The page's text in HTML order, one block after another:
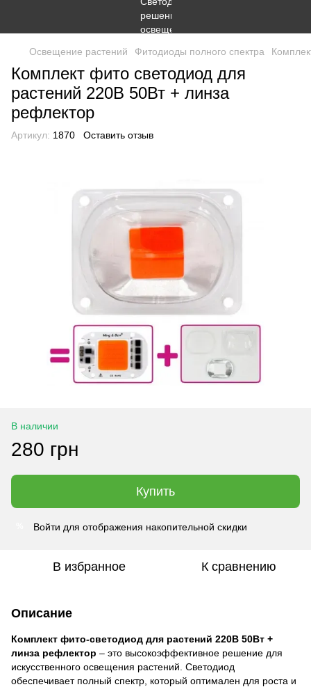
Освещение растений Фитодиоды полного спектра
Комплект фито светодиод для
растений 220В 50Вт + линза
рефлектор
Артикул: 1870 Оставить отзыв
В наличии
280 грн
Купить
Войти для отображения накопительной скидки
В избранное К сравнению
Описание
Комплект фито-светодиод для растений 220В 50Вт +
линза рефлектор – это высокоэффективное решение для
искусственного освещения растений. Светодиод
обеспечивает полный спектр, который оптимален для роста и